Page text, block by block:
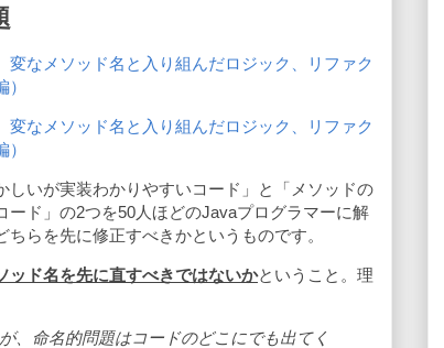
なメソッド名と入り組んだロジック、リファク
なメソッド名と入り組んだロジック、リファク
しいが実装わかりやすいコード」と「メソッドの
ド」の2つを50人ほどのJavaプログラマーに解
らを先に修正すべきかというものです。
ッド名を先に直すべきではないかということ。理
、命名的問題はコードのどこにでも出てく